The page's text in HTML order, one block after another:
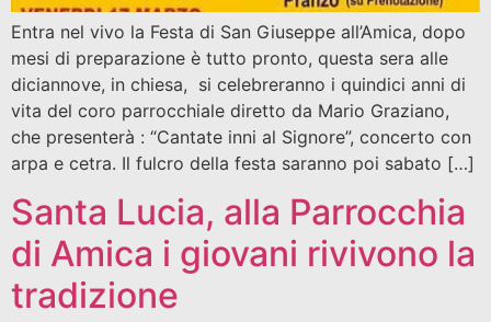
Entra nel vivo la Festa di San Giuseppe all’Amica, dopo
mesi di preparazione è tutto pronto, questa sera alle
diciannove, in chiesa, si celebreranno i quindici anni di
vita del coro parrocchiale diretto da Mario Graziano,
che presenterà : “Cantate inni al Signore”, concerto con
arpa e cetra. Il fulcro della festa saranno poi sabato […]
Santa Lucia, alla Parrocchia
di Amica i giovani rivivono la
tradizione